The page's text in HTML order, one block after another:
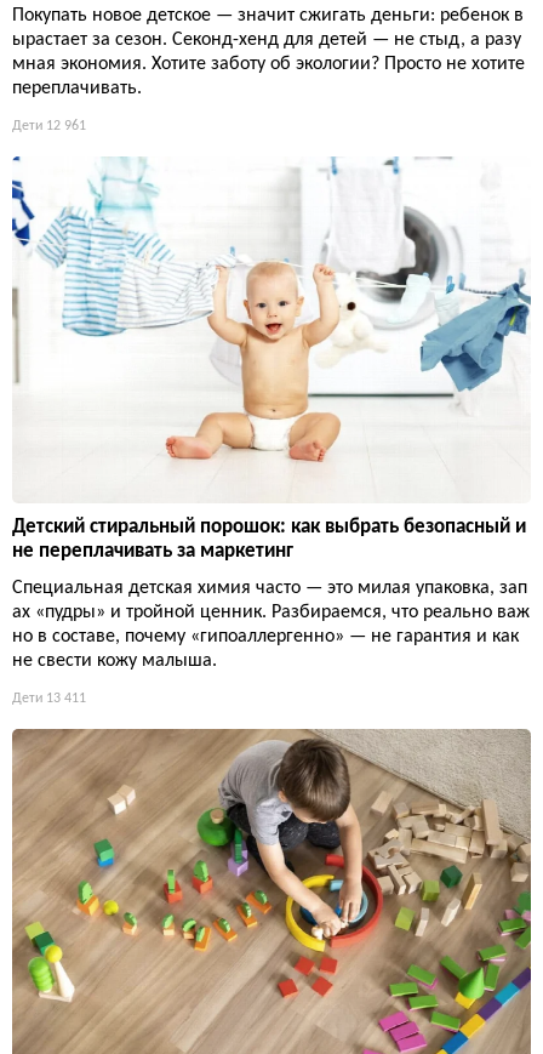
Покупать новое детское — значит сжигать деньги: ребенок в
ырастает за сезон. Секонд-хенд для детей — не стыд, а разу
мная экономия. Хотите заботу об экологии? Просто не хотите
переплачивать.
Дети 12 961
Детский стиральный порошок: как выбрать безопасный и
не переплачивать за маркетинг
Специальная детская химия часто — это милая упаковка, зап
ах «пудры» и тройной ценник. Разбираемся, что реально важ
но в составе, почему «гипоаллергенно» — не гарантия и как
не свести кожу малыша.
Дети 13 411